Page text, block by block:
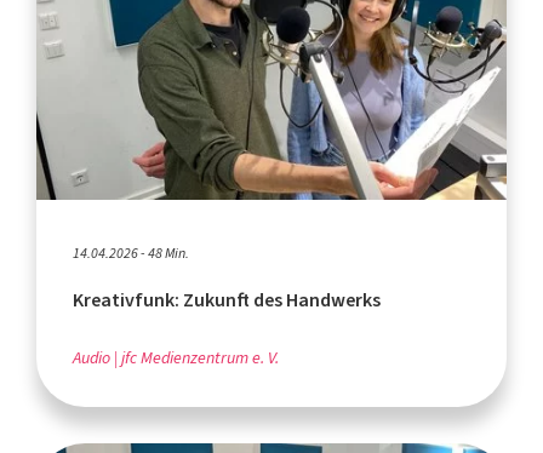
14.04.2026 - 48 Min.
Kreativfunk: Zukunft des Handwerks
Audio jfc Medienzentrum e. V.